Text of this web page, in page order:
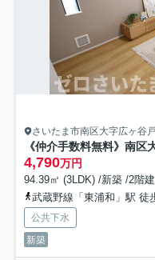
さいたま市南区大字広ヶ谷戸
4,790万円
94.39㎡ (3LDK) /新築 /2階建
武蔵野線「東浦和」駅 徒
公共下水
新築